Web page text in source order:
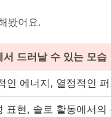
봤어요.
서 드러날 수 있는 모습
인 에너지, 열정적인
표현, 솔로 활동에서의